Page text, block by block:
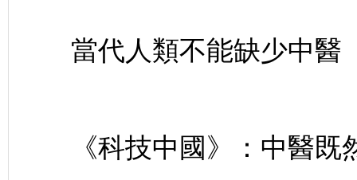
當代人類不能缺少中醫
《科技中國》：中醫既